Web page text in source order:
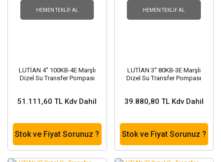
HEMEN TEKLIF AL
LUTİAN 4'' 100KB-4E Marşlı
Dizel Su Transfer Pompası
51.111,60 TL Kdv Dahil
Stok ve Fiyat Sorunuz ?
HEMEN TEKLIF AL
LUTİAN 3'' 80KB-3E Marşlı
Dizel Su Transfer Pompası
39.880,80 TL Kdv Dahil
Stok ve Fiyat Sorunuz ?